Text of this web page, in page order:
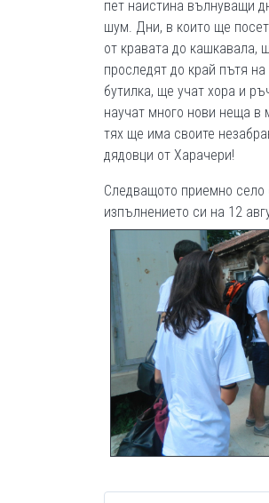
пет наистина вълнуващи
шум. Дни, в които ще
от кравата до кашкавала,
проследят до край пътя
бутилка, ще учат хора и
научат много нови неща в
тях ще има своите
дядовци от Харачери!
Следващото приемно село
изпълнението си на 12